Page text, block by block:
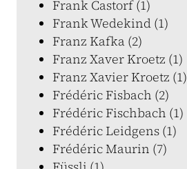
Frank Castorf (1)
Frank Wedekind (1)
Franz Kafka (2)
Franz Xaver Kroetz (1)
Franz Xavier Kroetz (1)
Frédéric Fisbach (2)
Frédéric Fischbach (1)
Frédéric Leidgens (1)
Frédéric Maurin (7)